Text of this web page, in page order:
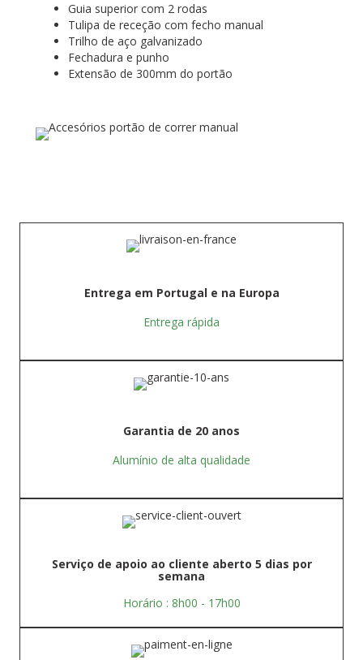
Guia superior com 2 rodas
Tulipa de receção com fecho manual
Trilho de aço galvanizado
Fechadura e punho
Extensão de 300mm do portão
Entrega em Portugal e na Europa
Entrega rápida
Garantia de 20 anos
Alumínio de alta qualidade
Serviço de apoio ao cliente aberto 5 dias por
semana
Horário : 8h00 - 17h00